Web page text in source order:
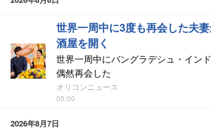
世界一周中に3度も再会した夫
酒屋を開く
世界一周中にバングラデシュ・イン
偶然再会した
オリコンニュース
05:00
2026年8月7日